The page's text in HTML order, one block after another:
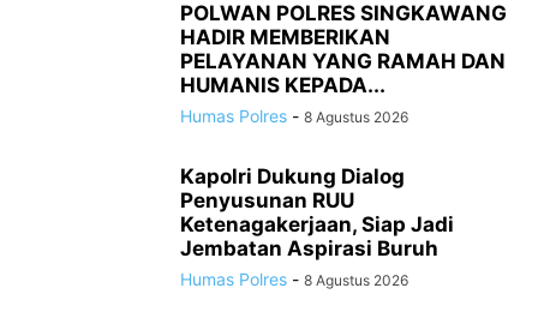
POLWAN POLRES SINGKAWANG
HADIR MEMBERIKAN
PELAYANAN YANG RAMAH DAN
HUMANIS KEPADA...
Humas Polres - 8 Agustus 2026
Kapolri Dukung Dialog
Penyusunan RUU
Ketenagakerjaan, Siap Jadi
Jembatan Aspirasi Buruh
Humas Polres - 8 Agustus 2026